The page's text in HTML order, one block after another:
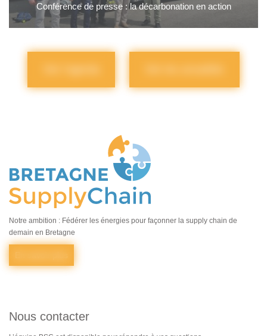
Conférence de presse : la décarbonation en action
Notre ambition : Fédérer les énergies pour façonner la supply chain de
demain en Bretagne
Nous contacter